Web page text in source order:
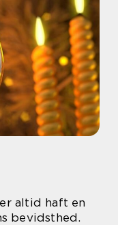
altid haft en
bevidsthed.